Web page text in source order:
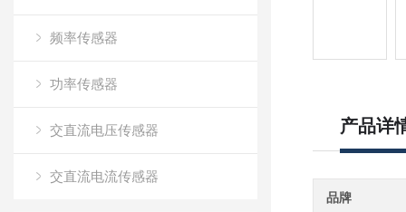
频率传感器
功率传感器
交直流电压传感器
交直流电流传感器
产品详
品牌